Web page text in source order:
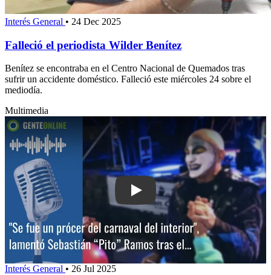
Interés General • 24 Dec 2025
Falleció el periodista Wilder Benítez
Benítez se encontraba en el Centro Nacional de Quemados tras
sufrir un accidente doméstico. Falleció este miércoles 24 sobre el
mediodía.
Multimedia
Play: "Se fue un prócer del carnaval
Interés General • 26 Jul 2025